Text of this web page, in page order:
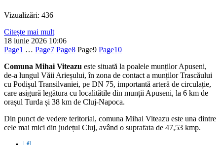
Vizualizări: 436
Citește mai mult
18 iunie 2026 10:06
Page1 … Page7 Page8 Page9 Page10
Comuna Mihai Viteazu este situată la poalele munților Apuseni,
de-a lungul Văii Arieșului, în zona de contact a munților Trascăului
cu Podișul Transilvaniei, pe DN 75, importantă arteră de circulație,
care asigură legătura cu localitătile din munții Apuseni, la 6 km de
orașul Turda și 38 km de Cluj-Napoca.
Din punct de vedere teritorial, comuna Mihai Viteazu este una dintre
cele mai mici din județul Cluj, având o suprafata de 47,53 kmp.